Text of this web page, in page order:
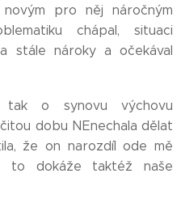
pro něj náročným
chápal, situaci
stále nároky a očekával
o synovu výchovu
dobu NEnechala dělat
že on narozdíl ode mě
to dokáže taktéž naše